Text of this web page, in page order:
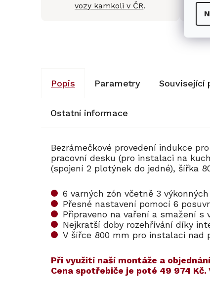
vozy kamkoli v ČR.
Popis Parametry Související
Ostatní informace
Bezrámečkové provedení indukce
pracovní desku (pro instalaci na
(spojení 2 plotýnek do jedné), šířka
6 varných zón včetně 3
Přesné nastavení pomocí 6
Připraveno na vaření a smažení s
Nejkratší doby rozehřívání díky
V šířce 800 mm pro instalaci nad
​​Při využití naší montáže a
Cena spotřebiče je poté 49 974 Kč.